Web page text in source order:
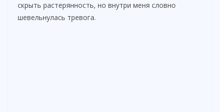
скрыть растерянность, но внутри меня словно
шевельнулась тревога.